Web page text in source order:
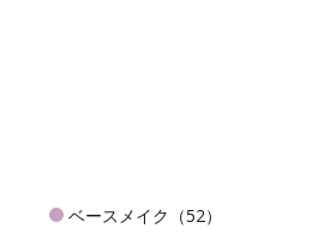
ベースメイク（52）